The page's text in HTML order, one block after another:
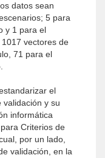
datos sean
5 para
y 1 para el
vectores de
71 para el
el
validación y su
informática
Criterios de
por un lado,
validación, en la